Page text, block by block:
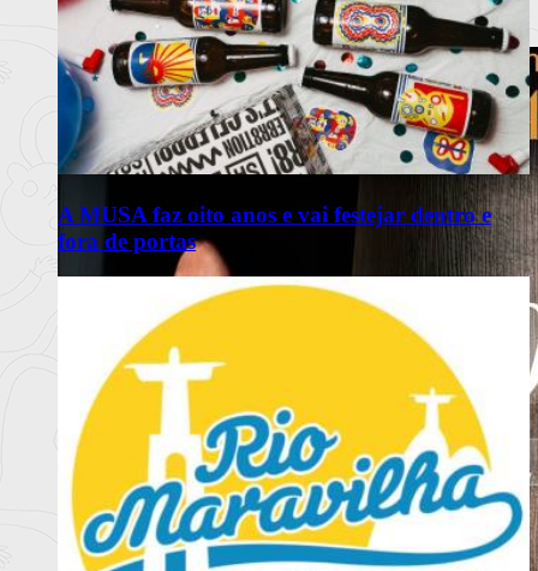
A MUSA faz oito anos e vai festejar dentro e
fora de portas
Ler mais+